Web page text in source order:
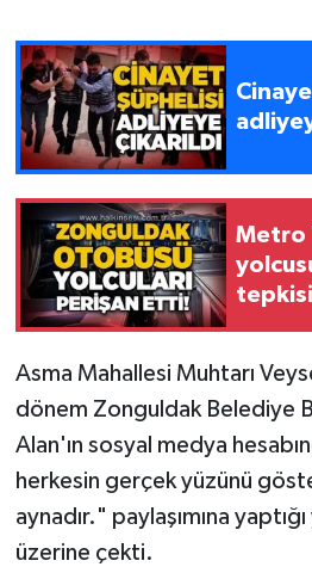
Metro
Asma Mahallesi Muhtarı
dönem Zonguldak Belediye
Alan'ın sosyal medya
herkesin gerçek yüzünü
aynadır." paylaşımına
üzerine çekti.
GÜNDEM
İş ilanı
Kilimli
Kültür - Sanat
MAGAZİN
Resmi İlan
Röportaj